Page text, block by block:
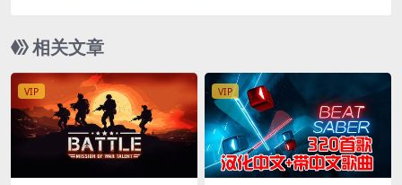
相关文章
VIP VIP